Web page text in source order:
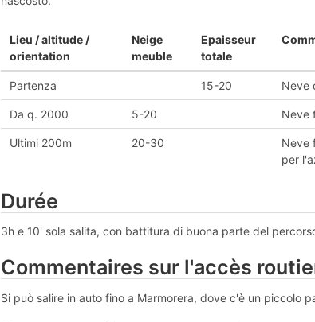
Lieu / altitude /
orientation
Neige
meuble
Epaisseur
totale
Partenza 15-20 Neve
Da q. 2000 5-20 Neve
Ultimi 200m 20-30
Neve
per
Durée
3h e 10' sola salita, con battitura di buona parte del
Commentaires sur l'accès
Si può salire in auto fino a Marmorera, dove c'è un piccolo